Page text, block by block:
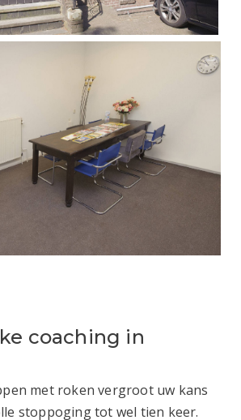
coaching in
met roken vergroot uw kans
stoppoging tot wel tien keer.